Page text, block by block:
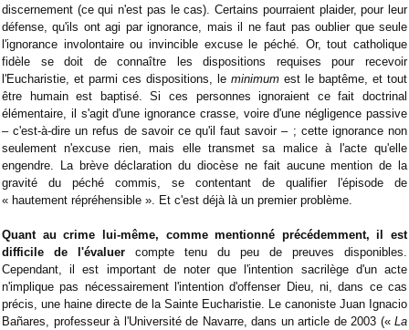
discernement (ce qui n'est pas le cas). Certains pourraient plaider, pour leur
défense, qu'ils ont agi par ignorance, mais il ne faut pas oublier que seule
l'ignorance involontaire ou invincible excuse le péché. Or, tout catholique
fidèle se doit de connaître les dispositions requises pour recevoir
l'Eucharistie, et parmi ces dispositions, le minimum est le baptême, et tout
être humain est baptisé. Si ces personnes ignoraient ce fait doctrinal
élémentaire, il s'agit d'une ignorance crasse, voire d'une négligence passive
– c'est-à-dire un refus de savoir ce qu'il faut savoir – ; cette ignorance non
seulement n'excuse rien, mais elle transmet sa malice à l'acte qu'elle
engendre. La brève déclaration du diocèse ne fait aucune mention de la
gravité du péché commis, se contentant de qualifier l'épisode de
« hautement répréhensible ». Et c'est déjà là un premier problème.
Quant au crime lui-même, comme mentionné précédemment, il est
difficile de l'évaluer compte tenu du peu de preuves disponibles.
Cependant, il est important de noter que l'intention sacrilège d'un acte
n'implique pas nécessairement l'intention d'offenser Dieu, ni, dans ce cas
précis, une haine directe de la Sainte Eucharistie. Le canoniste Juan Ignacio
Bañares, professeur à l'Université de Navarre, dans un article de 2003 (« La